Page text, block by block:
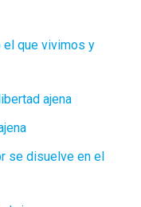
el que vivimos y
ajena
se disuelve en el